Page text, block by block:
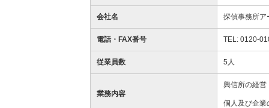
会社名 探偵事務所ア
電話・FAX番号 TEL: 0120-
従業員数 5人
業務内容
興信所の経営
個人及び企業